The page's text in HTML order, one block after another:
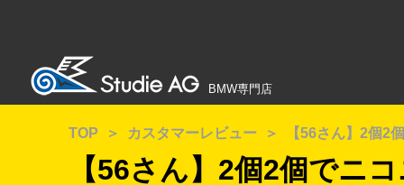
BMW専門店
TOP カスタマーレビュー 【56さん】2個2
【56さん】2個2個でニ